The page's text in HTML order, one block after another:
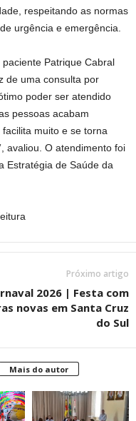
respeitando as normas
urgência e emergência.
Patrique Cabral
de uma consulta por
poder ser atendido
pessoas acabam
muito e se torna
avaliou. O atendimento foi
Estratégia de Saúde da
Próximo artigo
2026 | Festa com
novas em Santa Cruz
do Sul
Mais do autor